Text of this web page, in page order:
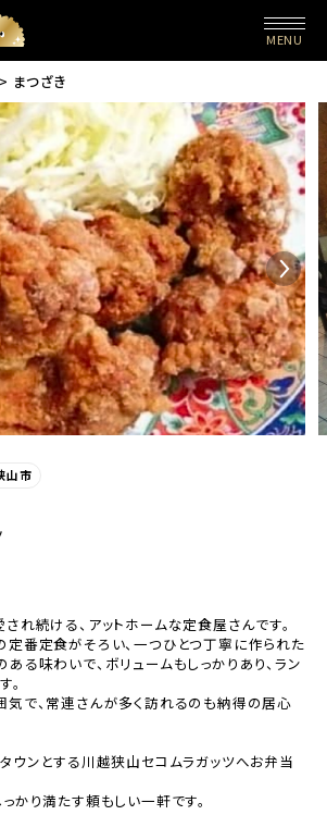
MENU
まつざき
山市
れ続ける、アットホームな定食屋さんです。
番定食がそろい、一つひとつ丁寧に作られた
る味わいで、ボリュームもしっかりあり、ラン
。
で、常連さんが多く訪れるのも納得の居心
ウンとする川越狭山セコムラガッツへお弁当
かり満たす頼もしい一軒です。